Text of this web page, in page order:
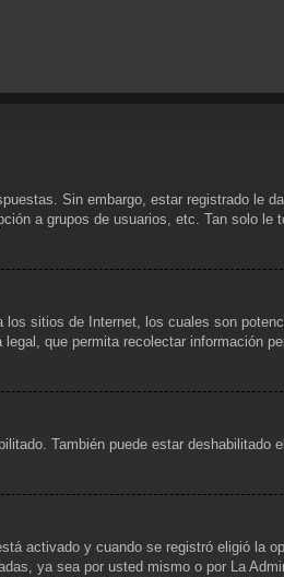
Sin embargo, estar registrado le
a grupos de usuarios, etc. Tan solo le
sitios de Internet, los cuales son
que permita recolectar información
También puede estar deshabilitado
activado y cuando se registró eligió la
ya sea por usted mismo o por La